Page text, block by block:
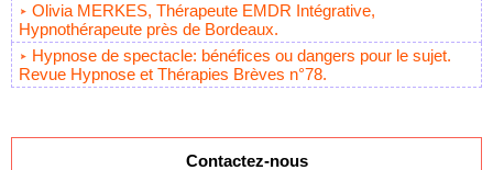
Olivia MERKES, Thérapeute EMDR Intégrative,
Hypnothérapeute près de Bordeaux.
Hypnose de spectacle: bénéfices ou dangers pour le sujet.
Revue Hypnose et Thérapies Brèves n°78.
Contactez-nous